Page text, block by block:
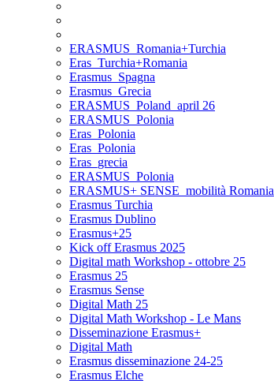
ERASMUS_Romania+Turchia
Eras_Turchia+Romania
Erasmus_Spagna
Erasmus_Grecia
ERASMUS_Poland_april 26
ERASMUS_Polonia
Eras_Polonia
Eras_Polonia
Eras_grecia
ERASMUS_Polonia
ERASMUS+ SENSE_mobilità Romania
Erasmus Turchia
Erasmus Dublino
Erasmus+25
Kick off Erasmus 2025
Digital math Workshop - ottobre 25
Erasmus 25
Erasmus Sense
Digital Math 25
Digital Math Workshop - Le Mans
Disseminazione Erasmus+
Digital Math
Erasmus disseminazione 24-25
Erasmus Elche